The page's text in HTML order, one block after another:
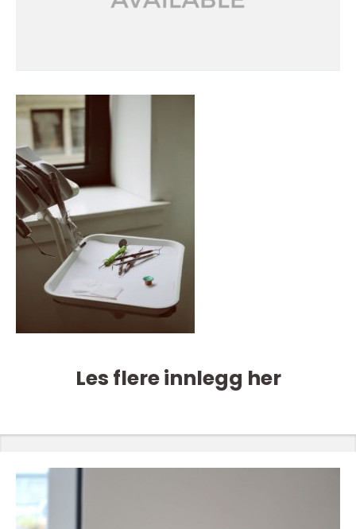
Les flere innlegg her